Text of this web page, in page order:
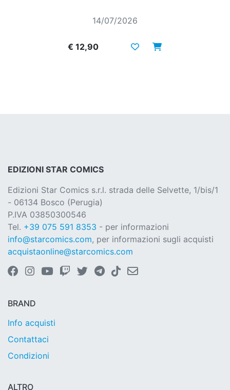
14/07/2026
€ 12,90
EDIZIONI STAR COMICS
Edizioni Star Comics s.r.l. strada delle Selvette, 1/bis/1
- 06134 Bosco (Perugia)
P.IVA 03850300546
Tel. +39 075 591 8353 - per informazioni
info@starcomics.com, per informazioni sugli acquisti
acquistaonline@starcomics.com
BRAND
Info acquisti
Contattaci
Condizioni
ALTRO